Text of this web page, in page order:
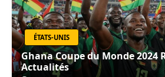
ÉTATS-UNIS
Ghana Coupe du Monde 2024
Actualités